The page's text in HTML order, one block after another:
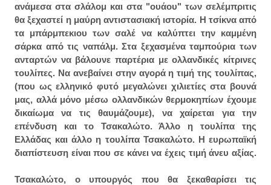
ανάμεσα στα σλάλομ και στα "ουάου" των σελέμπριτις
θα ξεχαστεί η μαύρη αντιστασιακή ιστορία. Η τσίκνα από
τα μπάρμπεκιου των σαλέ να καλύπτει την καμμένη
σάρκα από τις ναπάλμ. Στα ξεχασμένα ταμπούρια των
ανταρτών να βάλουνε παρτέρια με ολλανδικές κίτρινες
τουλίπες. Να ανεβαίνει στην αγορά η τιμή της τουλίπας,
(που ως ελληνικό φυτό μεγαλώνει χιλιετίες στα βουνά
μας, αλλά μόνο μέσω ολλανδικών θερμοκηπίων έχουμε
δικαίωμα να τις θαυμάζουμε), να χαίρεται για την
επένδυση και το Τσακαλώτο. Άλλο η τουλίπα της
Ελλάδας και άλλο η τουλίπα Τσακαλώτο. Η ευρωπαϊκή
διαπίστευση είναι που σε κάνει να έχεις τιμή άνευ αξίας.
Τσακαλώτο, ο υπουργός που θα ξεκαθαρίσει τις